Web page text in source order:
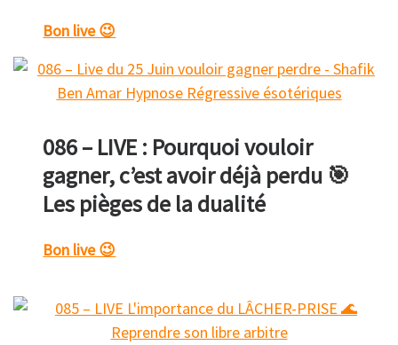
Bon live 😉
086 – LIVE : Pourquoi vouloir
gagner, c’est avoir déjà perdu 🎯
Les pièges de la dualité
Bon live 😉